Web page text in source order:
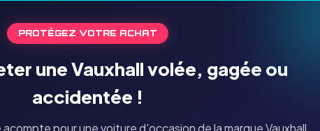
PROTÉGEZ VOTRE ACHAT
une Vauxhall volée, gagée ou
accidentée !
pour une voiture d'occasion de la marque Vauxhall,